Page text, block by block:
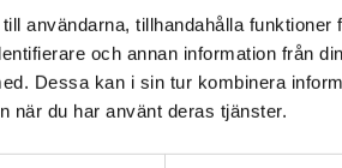
användarna, tillhandahålla funktioner
och annan information från
Dessa kan i sin tur kombinera
när du har använt deras tjänster.
via en
utanför